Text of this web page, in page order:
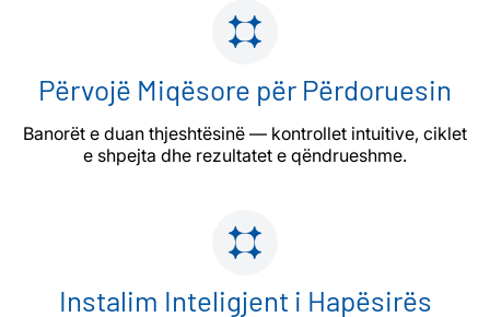
Përvojë Miqësore për Përdoruesin
Banorët e duan thjeshtësinë — kontrollet intuitive, ciklet
e shpejta dhe rezultatet e qëndrueshme.
Instalim Inteligjent i Hapësirës